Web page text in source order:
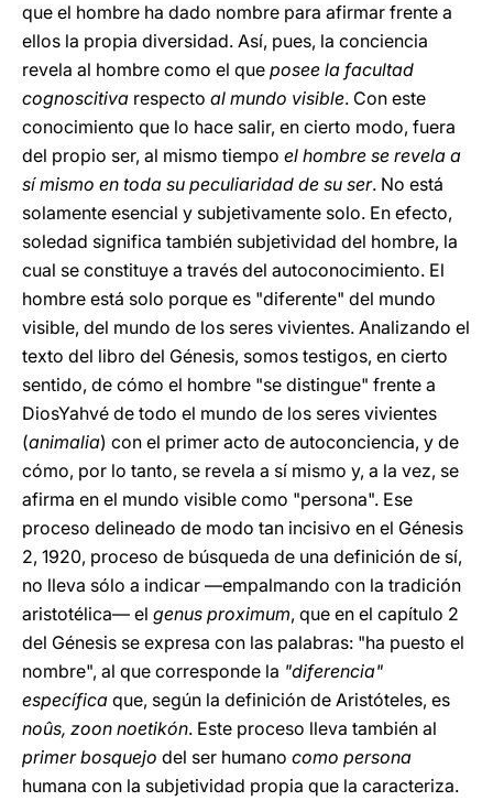
que el hombre ha dado nombre para afirmar frente a
ellos la propia diversidad. Así, pues, la conciencia
revela al hombre como el que posee la facultad
cognoscitiva respecto al mundo visible. Con este
conocimiento que lo hace salir, en cierto modo, fuera
del propio ser, al mismo tiempo el hombre se revela a
sí mismo en toda su peculiaridad de su ser. No está
solamente esencial y subjetivamente solo. En efecto,
soledad significa también subjetividad del hombre, la
cual se constituye a través del autoconocimiento. El
hombre está solo porque es "diferente" del mundo
visible, del mundo de los seres vivientes. Analizando el
texto del libro del Génesis, somos testigos, en cierto
sentido, de cómo el hombre "se distingue" frente a
DiosYahvé de todo el mundo de los seres vivientes
(animalia) con el primer acto de autoconciencia, y de
cómo, por lo tanto, se revela a sí mismo y, a la vez, se
afirma en el mundo visible como "persona". Ese
proceso delineado de modo tan incisivo en el Génesis
2, 1920, proceso de búsqueda de una definición de sí,
no lleva sólo a indicar —empalmando con la tradición
aristotélica— el genus proximum, que en el capítulo 2
del Génesis se expresa con las palabras: "ha puesto el
nombre", al que corresponde la "diferencia"
específica que, según la definición de Aristóteles, es
noûs, zoon noetikón. Este proceso lleva también al
primer bosquejo del ser humano como persona
humana con la subjetividad propia que la caracteriza.